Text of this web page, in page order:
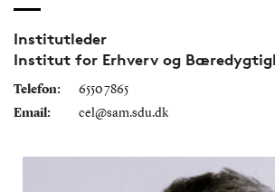
Institutleder
Institut for Erhverv og
Telefon:
6550 7865
Email:
cel@sam.sdu.dk